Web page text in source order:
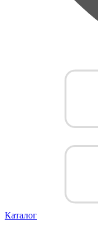
Каталог